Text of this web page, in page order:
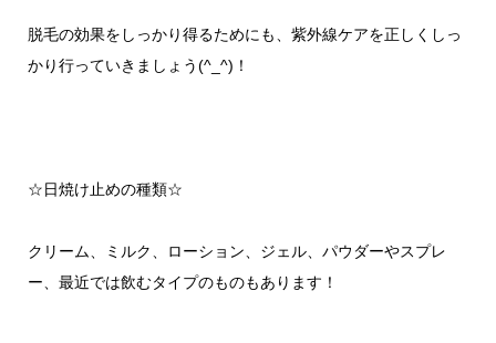
脱毛の効果をしっかり得るためにも、紫外線ケアを正しくしっ
かり行っていきましょう(^_^) ！
☆日焼け止めの種類☆
クリーム、ミルク、ローション、ジェル、パウダーやスプレ
ー、最近では飲むタイプのものもあります！